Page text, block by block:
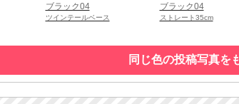
ブラック04
ツインテールベース
ブラック04
ストレート35cm